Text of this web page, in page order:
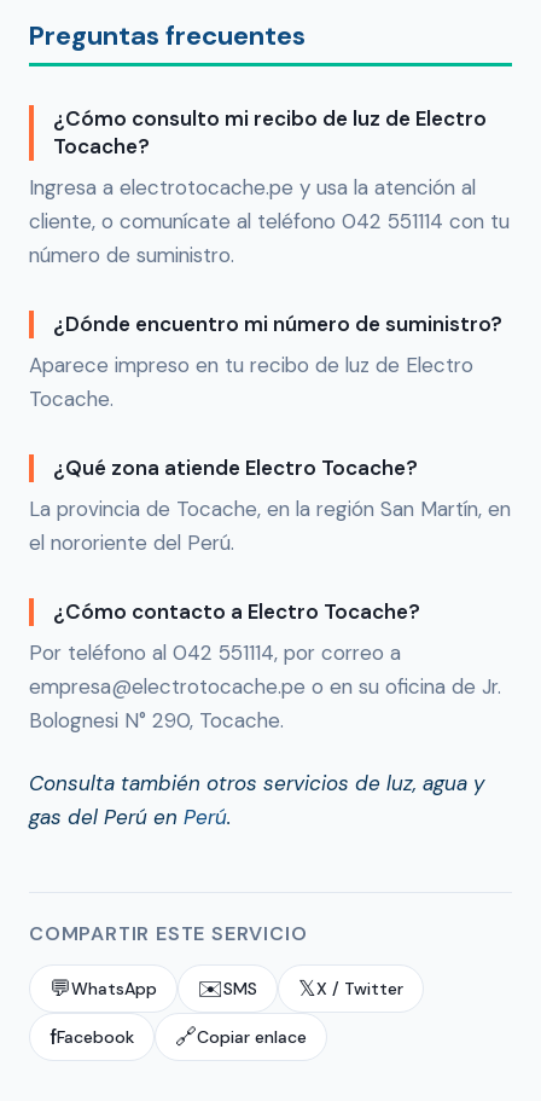
Preguntas frecuentes
¿Cómo consulto mi recibo de luz de Electro
Tocache?
Ingresa a electrotocache.pe y usa la atención al
cliente, o comunícate al teléfono 042 551114 con tu
número de suministro.
¿Dónde encuentro mi número de suministro?
Aparece impreso en tu recibo de luz de Electro
Tocache.
¿Qué zona atiende Electro Tocache?
La provincia de Tocache, en la región San Martín, en
el nororiente del Perú.
¿Cómo contacto a Electro Tocache?
Por teléfono al 042 551114, por correo a
empresa@electrotocache.pe o en su oficina de Jr.
Bolognesi N° 290, Tocache.
Consulta también otros servicios de luz, agua y
gas del Perú en Perú.
COMPARTIR ESTE SERVICIO
💬WhatsApp ✉️SMS 𝕏X / Twitter
fFacebook 🔗Copiar enlace